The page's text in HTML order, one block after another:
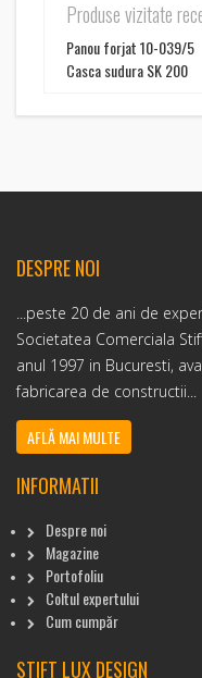
Produse vizitate
Panou forjat 10-039/5
Casca sudura SK 200
DESPRE NOI
...peste 20 de ani de
Societatea Comerciala
anul 1997 in Bucuresti,
fabricarea de constructii...
AFLĂ MAI MULTE
INFORMATII
Despre noi
Magazine
Portofoliu
Coltul expertului
Cum cumpăr
STIFT LUX DESIGN